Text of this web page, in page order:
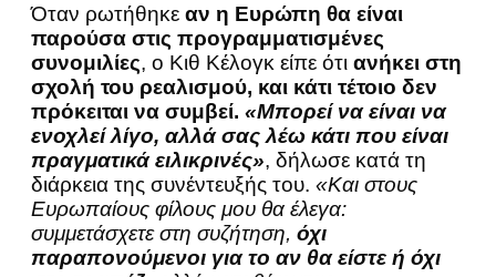
Όταν ρωτήθηκε αν η Ευρώπη θα είναι
παρούσα στις προγραμματισμένες
συνομιλίες, ο Κιθ Κέλογκ είπε ότι ανήκει στη
σχολή του ρεαλισμού, και κάτι τέτοιο δεν
πρόκειται να συμβεί. «Μπορεί να είναι να
ενοχλεί λίγο, αλλά σας λέω κάτι που είναι
πραγματικά ειλικρινές», δήλωσε κατά τη
διάρκεια της συνέντευξής του. «Και στους
Ευρωπαίους φίλους μου θα έλεγα:
συμμετάσχετε στη συζήτηση, όχι
παραπονούμενοι για το αν θα είστε ή όχι